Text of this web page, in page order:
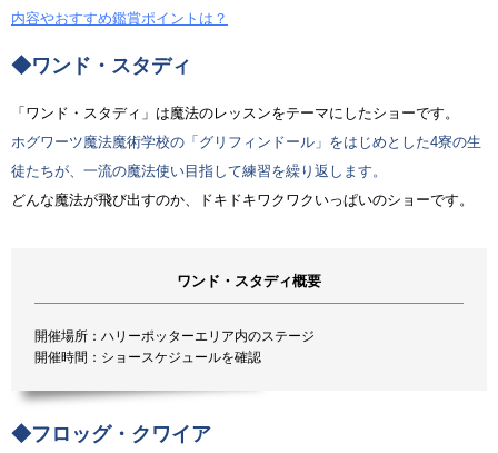
内容やおすすめ鑑賞ポイントは？
◆ワンド・スタディ
「ワンド・スタディ」は魔法のレッスンをテーマにしたショーです。
ホグワーツ魔法魔術学校の「グリフィンドール」をはじめとした4寮の生
徒たちが、一流の魔法使い目指して練習を繰り返します。
どんな魔法が飛び出すのか、ドキドキワクワクいっぱいのショーです。
ワンド・スタディ概要
開催場所：ハリーポッターエリア内のステージ
開催時間：ショースケジュールを確認
◆フロッグ・クワイア